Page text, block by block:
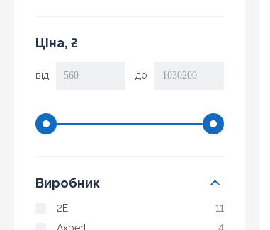
Ціна, ₴
від до
Виробник
2E
11